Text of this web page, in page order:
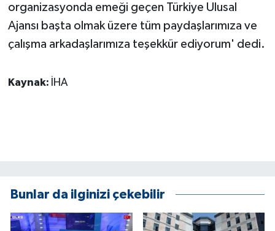
organizasyonda emeği geçen Türkiye Ulusal
Ajansı başta olmak üzere tüm paydaşlarımıza ve
çalışma arkadaşlarımıza teşekkür ediyorum' dedi.
Kaynak: İHA
Bunlar da ilginizi çekebilir